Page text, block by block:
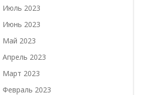
Июль 2023
Июнь 2023
Май 2023
Апрель 2023
Март 2023
Февраль 2023